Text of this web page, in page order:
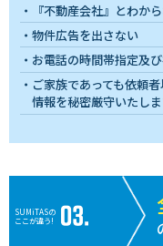
北栄 4,700万円
当代島 500万円
当代島 3,600万円
猫実 7,700 万円
『不動産会社』とわか
物件広告を出さない
お電話の時間帯指定及
ご家族であっても依頼
情報を秘密厳守いたしま
SUMiTASの
ここが違う!